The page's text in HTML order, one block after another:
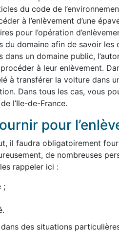
du code de
à l’enlèvement d’une
pour l’opération
du domaine afin de savoir les
dans un domaine public,
à leur enlèvement.
à transférer la voiture dans
Dans tous les cas, vous
l’Ile-de-France.
pour
il faudra obligatoirement
de nombreuses
rappeler ici :
;
des situations